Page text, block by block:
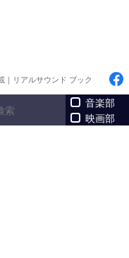
｜リアルサウンド ブック
音楽部
映画部